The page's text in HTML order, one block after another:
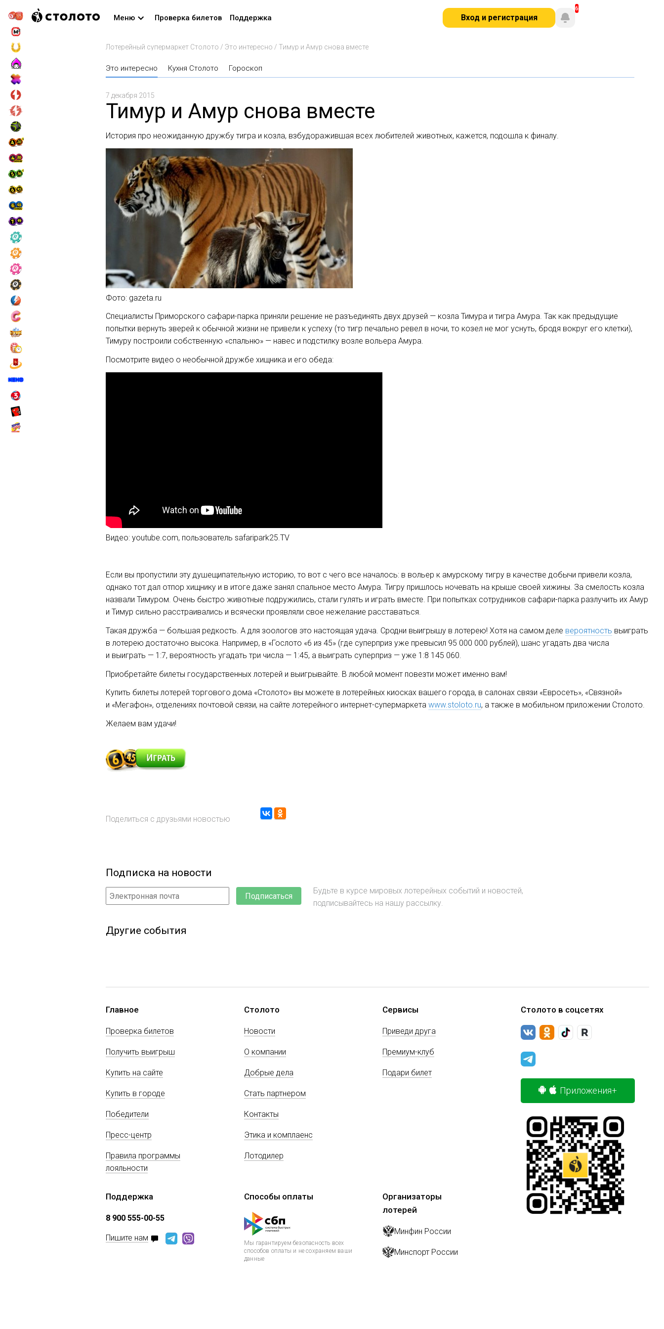
Меню Проверка билетов Поддержка Вход и регистрация
Лотерейный супермаркет Столото / Это интересно / Тимур и Амур снова вместе
Это интересно Кухня Столото Гороскоп
7 декабря 2015
Тимур и Амур снова вместе
История про неожиданную дружбу тигра и козла, взбудоражившая всех любителей животных, кажется, подошла к финалу.
Фото: gazeta.ru
Специалисты Приморского сафари-парка приняли решение не разъединять двух друзей — козла Тимура и тигра Амура. Так как предыдущие
попытки вернуть зверей к обычной жизни не привели к успеху (то тигр печально ревел в ночи, то козел не мог уснуть, бродя вокруг его клетки),
Тимуру построили собственную «спальню» — навес и подстилку возле вольера Амура.
Посмотрите видео о необычной дружбе хищника и его обеда:
Видео: youtube.com, пользователь safaripark25.TV
Если вы пропустили эту душещипательную историю, то вот с чего все началось: в вольер к амурскому тигру в качестве добычи привели козла,
однако тот дал отпор хищнику и в итоге даже занял спальное место Амура. Тигру пришлось ночевать на крыше своей хижины. За смелость козла
назвали Тимуром. Очень быстро животные подружились, стали гулять и играть вместе. При попытках сотрудников сафари-парка разлучить их Амур
и Тимур сильно расстраивались и всячески проявляли свое нежелание расставаться.
Такая дружба — большая редкость. А для зоологов это настоящая удача. Сродни выигрышу в лотерею! Хотя на самом деле вероятность выиграть
в лотерею достаточно высока. Например, в «Гослото «6 из 45» (где суперприз уже превысил 95 000 000 рублей), шанс угадать два числа
и выиграть — 1:7, вероятность угадать три числа — 1:45, а выиграть суперприз — уже 1:8 145 060.
Приобретайте билеты государственных лотерей и выигрывайте. В любой момент повезти может именно вам!
Купить билеты лотерей торгового дома «Столото» вы можете в лотерейных киосках вашего города, в салонах связи «Евросеть», «Связной»
и «Мегафон», отделениях почтовой связи, на сайте лотерейного интернет-супермаркета www.stoloto.ru, а также в мобильном приложении Столото.
Желаем вам удачи!
Поделиться с друзьями новостью
Подписка на новости
Подписаться
Будьте в курсе мировых лотерейных событий и новостей,
подписывайтесь на нашу рассылку.
Другие события
Главное
Проверка билетов
Получить выигрыш
Купить на сайте
Купить в городе
Победители
Пресс-центр
Правила программы
лояльности
Столото
Новости
О компании
Добрые дела
Стать партнером
Контакты
Этика и комплаенс
Лотодилер
Сервисы
Приведи друга
Премиум-клуб
Подари билет
Поддержка
8 900 555-00-55
Пишите нам
Способы оплаты
Мы гарантируем безопасность всех
способов оплаты и не сохраняем ваши
данные
Организаторы
лотерей
Минфин России
Минспорт России
Столото в соцсетях
Приложения+